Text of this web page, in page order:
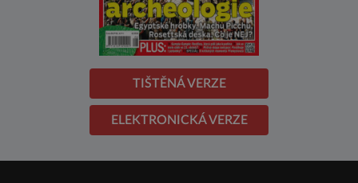
TIŠTĚNÁ VERZE
ELEKTRONICKÁ VERZE